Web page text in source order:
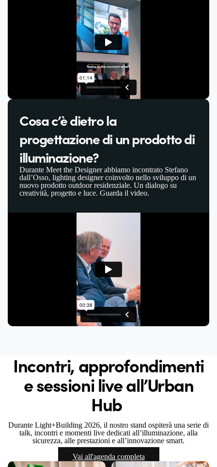
Cosa c’è dietro la
progettazione di un prodotto di
illuminazione?
Durante Meet the Designer abbiamo incontrato Stefano
dall’Osso, lighting designer coinvolto nello sviluppo di un
nuovo prodotto outdoor residenziale. Un dialogo su
creatività, progetto e luce. Guarda il video.
Incontri, approfondimenti
e sessioni live all’Urban
Hub
Durante Light+Building 2026, il nostro stand ospiterà una serie di
talk, incontri e momenti live dedicati all’illuminazione, alla
sicurezza, alle prestazioni e all’innovazione smart.
Vai all'agenda completa